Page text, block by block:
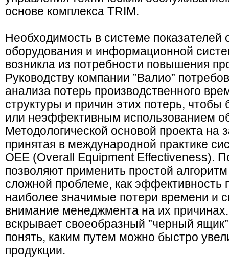
основе комплекса TRIM.
Необходимость в системе
оборудования и информационной
возникла из потребности повышения
Руководству компании ”Валио”
анализа потерь производственного
структуры и причин этих потерь, чтобы
или неэффективным использованием
Методологической основой проекта на
принятая в международной практике
OEE (Overall Equipment Effectiveness).
позволяют применить простой
сложной проблеме, как эффективность
наиболее значимые потери времени и
внимание менеджмента на их
вскрывает своеобразный ”черный
понять, каким путем можно быстро
продукции.